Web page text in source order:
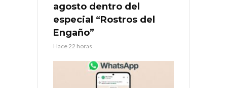
agosto dentro del
especial “Rostros del
Engaño”
Hace 22 horas